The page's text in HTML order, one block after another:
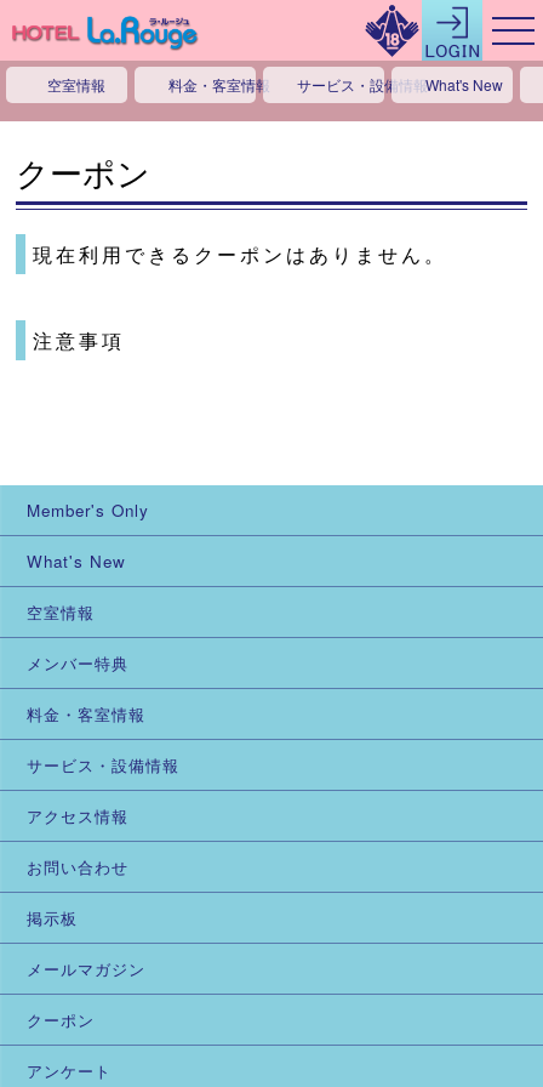
空室情報 料金・客室情報 サービス・設備情報What's New
クーポン
現在利用できるクーポンはありません。
注意事項
Member's Only
What's New
空室情報
メンバー特典
料金・客室情報
サービス・設備情報
アクセス情報
お問い合わせ
掲示板
メールマガジン
クーポン
アンケート